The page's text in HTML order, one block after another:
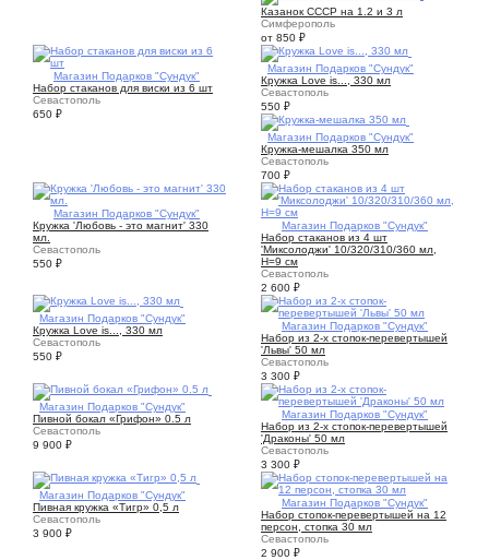
Казанок СССР на 1.2 и 3 л
Симферополь
от 850 ₽
Магазин Подарков "Сундук"
Набор стаканов для виски из 6 шт
Севастополь
650 ₽
Магазин Подарков "Сундук"
Кружка Love is..., 330 мл
Севастополь
550 ₽
Магазин Подарков "Сундук"
Кружка-мешалка 350 мл
Севастополь
700 ₽
Магазин Подарков "Сундук"
Кружка 'Любовь - это магнит' 330
мл.
Севастополь
550 ₽
Магазин Подарков "Сундук"
Набор стаканов из 4 шт
'Миксолоджи' 10/320/310/360 мл,
Н=9 см
Севастополь
2 600 ₽
Магазин Подарков "Сундук"
Кружка Love is..., 330 мл
Севастополь
550 ₽
Магазин Подарков "Сундук"
Набор из 2-х стопок-перевертышей
'Львы' 50 мл
Севастополь
3 300 ₽
Магазин Подарков "Сундук"
Пивной бокал «Грифон» 0.5 л
Севастополь
9 900 ₽
Магазин Подарков "Сундук"
Набор из 2-х стопок-перевертышей
'Драконы' 50 мл
Севастополь
3 300 ₽
Магазин Подарков "Сундук"
Пивная кружка «Тигр» 0,5 л
Севастополь
3 900 ₽
Магазин Подарков "Сундук"
Набор стопок-перевертышей на 12
персон, стопка 30 мл
Севастополь
2 900 ₽